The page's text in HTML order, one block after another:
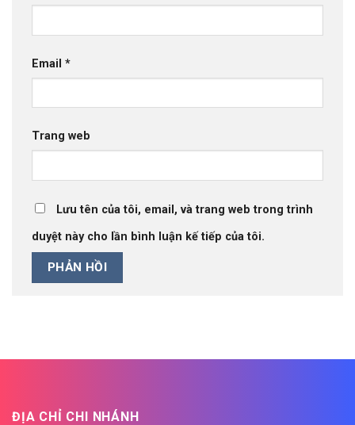
Email *
Trang web
Lưu tên của tôi, email, và trang web trong trình
duyệt này cho lần bình luận kế tiếp của tôi.
ĐỊA CHỈ CHI NHÁNH